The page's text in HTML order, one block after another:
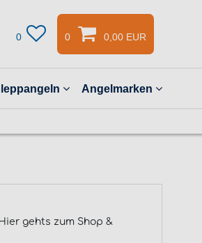
0 0 0,00 EUR
Angelmarken
gehts zum Shop &